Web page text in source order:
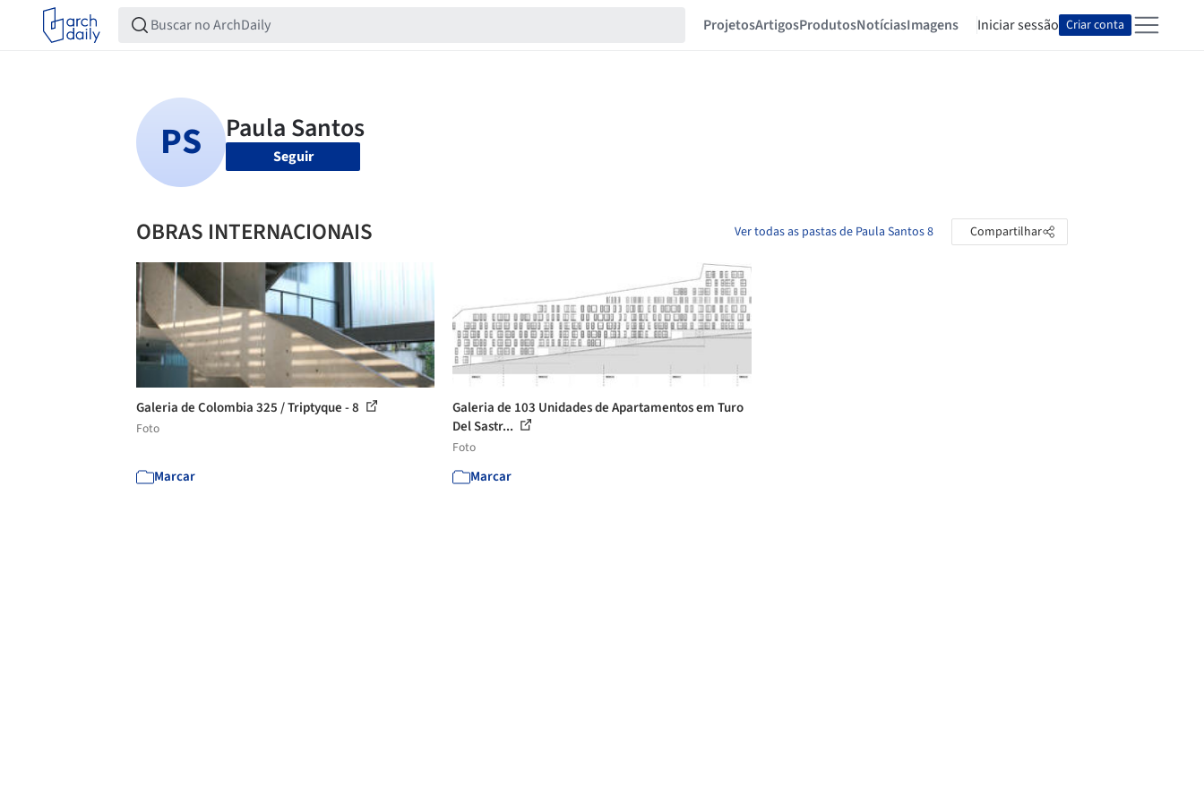
ProjetosArtigosProdutosNotíciasImagens Iniciar sessão Criar conta
Seguir
OBRAS INTERNACIONAIS Ver todas as pastas de Paula Santos 8 Compartilhar
Galeria de Colombia 325 / Triptyque - 8
Foto
Marcar
Galeria de 103 Unidades de Apartamentos em Turo
Del Sastr...
Foto
Marcar